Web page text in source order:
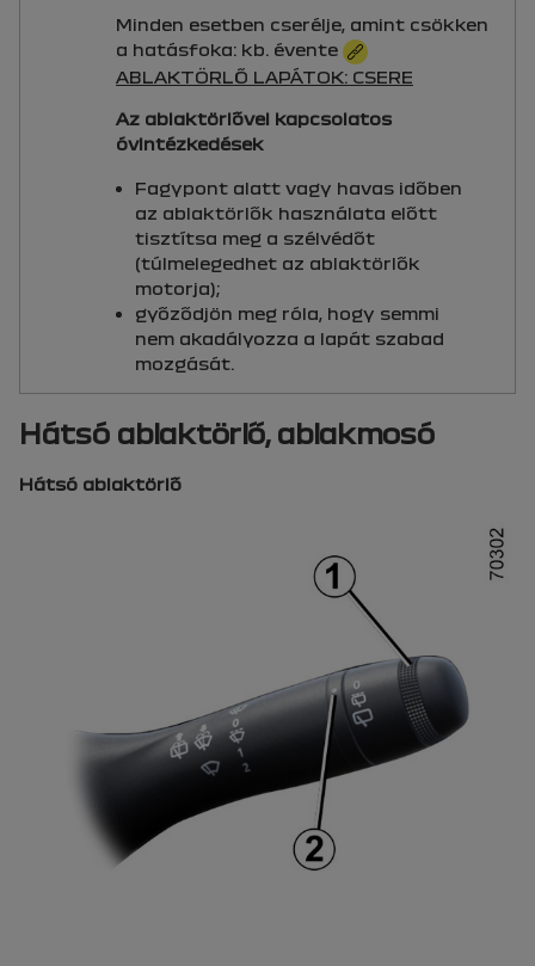
Minden esetben cserélje, amint csökken
a hatásfoka: kb. évente
ABLAKTÖRLŐ LAPÁTOK: CSERE
Az ablaktörlővel kapcsolatos
óvintézkedések
Fagypont alatt vagy havas időben
az ablaktörlők használata előtt
tisztítsa meg a szélvédőt
(túlmelegedhet az ablaktörlők
motorja);
győződjön meg róla, hogy semmi
nem akadályozza a lapát szabad
mozgását.
Hátsó ablaktörlő, ablakmosó
Hátsó ablaktörlő